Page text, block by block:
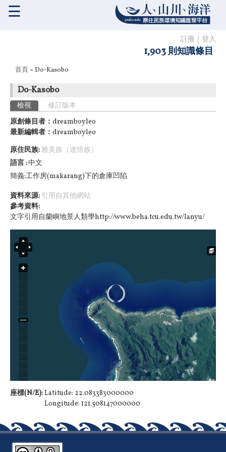
註冊 登入
1,903 則知識條目
☰
您在這裡
首頁 » Do-Kasobo
Do-Kasobo
主要索引標籤
檢視 (作用中頁籤)
修訂版本
原創條目者： dreamboyleo
最新編輯者： dreamboyleo
原住民族:雅美族（達悟族）
語言 中文
簡義:工作房(makarang)下的倉庫凹陷
資料來源: 引用自其他網站
參考資料:
文字引用自蘭嶼地景人類學http://www.beha.tcu.edu.tw/lanyu/
座標(N/E):Latitude: 22.083383000000
Longitude: 121.508147000000